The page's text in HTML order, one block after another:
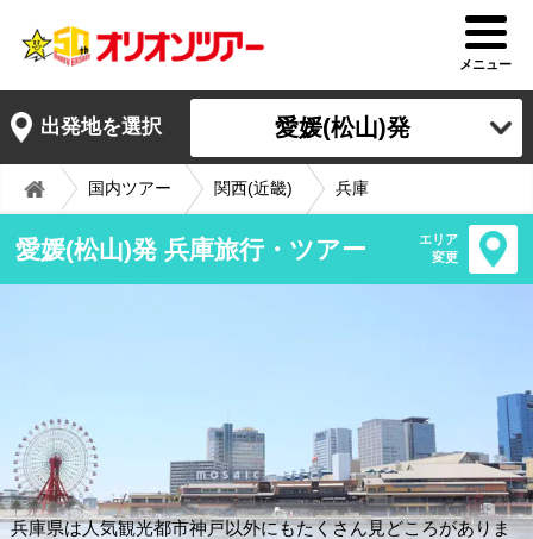
メニュー
出発地を選択 愛媛(松山)発
国内ツアー 関西(近畿) 兵庫
愛媛(松山)発 兵庫旅行・ツアー
エリア
変更
兵庫県は人気観光都市神戸以外にもたくさん見どころがありま